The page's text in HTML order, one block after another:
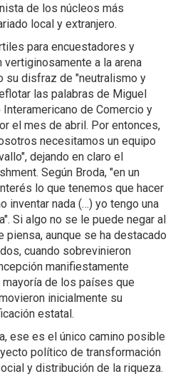
de los núcleos más
local y extranjero.
para encuestadores y
a la arena
su disfraz de "neutralismo y
las palabras de Miguel
de Comercio y
el mes de abril. Por entonces,
necesitamos un equipo
dejando en claro el
Según Broda, "en un
lo que tenemos que hacer
inventar nada (…) yo tengo una
Si algo no se le puede negar al
piensa, aunque se ha destacado
cuando sobrevinieron
manifiestamente
de los países que
inicialmente su
estatal.
ese es el único camino posible
político de transformación
y distribución de la riqueza.